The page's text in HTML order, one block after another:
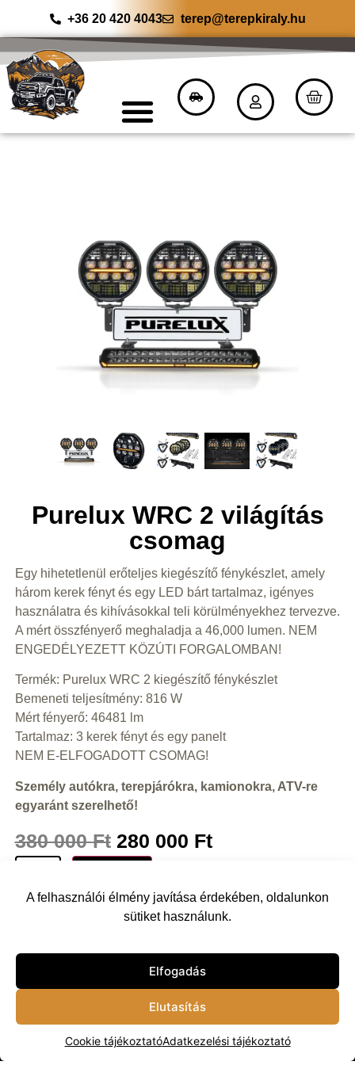
A felhasználói élmény javítása érdekében, oldalunkon
sütiket használunk.
Elfogadás
Elutasítás
Cookie tájékoztatóAdatkezelési tájékoztató
+36 20 420 4043 terep@terepkiraly.hu
Purelux WRC 2 világítás
csomag
Egy hihetetlenül erőteljes kiegészítő fénykészlet, amely
három kerek fényt és egy LED bárt tartalmaz, igényes
használatra és kihívásokkal teli körülményekhez tervezve.
A mért összfényerő meghaladja a 46,000 lumen. NEM
ENGEDÉLYEZETT KÖZÚTI FORGALOMBAN!
Termék: Purelux WRC 2 kiegészítő fénykészlet
Bemeneti teljesítmény: 816 W
Mért fényerő: 46481 lm
Tartalmaz: 3 kerek fényt és egy panelt
NEM E-ELFOGADOTT CSOMAG!
Személy autókra, terepjárókra, kamionokra, ATV-re
egyaránt szerelhető!
380 000Ft 280 000 Ft
© 2024 Terep Király Kft.